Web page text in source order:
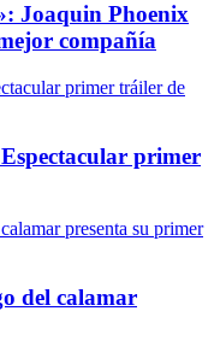
Joaquin Phoenix
compañía
primer
del calamar